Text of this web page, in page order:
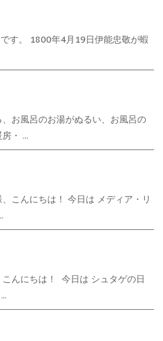
す。 1800年4月19日伊能忠敬が蝦
お風呂のお湯がぬるい、お風呂の
・ ...
こんにちは！ 今日は メディア・リ
んにちは！ 今日は シュタゲの日